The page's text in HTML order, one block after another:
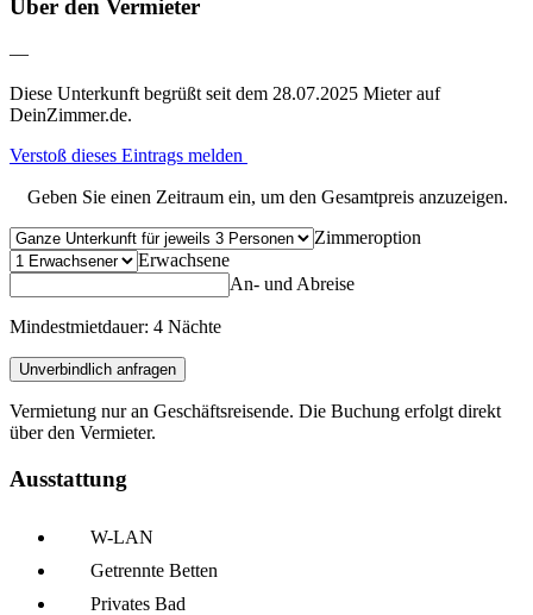
Über den Vermieter
—
Diese Unterkunft begrüßt seit dem 28.07.2025 Mieter auf
DeinZimmer.de.
Verstoß dieses Eintrags melden
Geben Sie einen Zeitraum ein, um den Gesamtpreis anzuzeigen.
Zimmeroption
Erwachsene
An- und Abreise
Mindestmietdauer: 4 Nächte
Unverbindlich anfragen
Vermietung nur an Geschäftsreisende. Die Buchung erfolgt direkt
über den Vermieter.
Ausstattung
W-LAN
Getrennte Betten
Privates Bad